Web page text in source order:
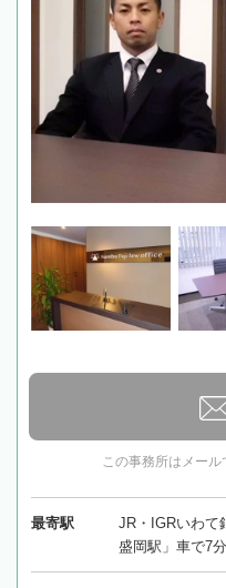
この事務所はメール
最寄駅
JR・IGRいわて
盛岡駅」車で7分